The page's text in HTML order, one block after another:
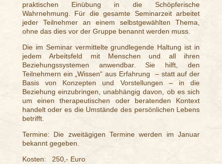
praktischen Einübung in die Schöpferische
Wahrnehmung. Für die gesamte Seminarzeit arbeitet
jeder Teilnehmer an einem selbstgewählten Thema,
ohne das dies vor der Gruppe benannt werden muss.
Die im Seminar vermittelte grundlegende Haltung ist in
jedem Arbeitsfeld mit Menschen und all ihren
Beziehungssystemen anwendbar. Sie hilft, den
Teilnehmern ein „Wissen“ aus Erfahrung
– statt auf der
Basis von Konzepten und Vorstellungen – in die
Beziehung einzubringen, unabhängig davon, ob es sich
um einen therapeutischen oder beratenden Kontext
handelt oder es die Umstände des persönlichen Lebens
betrifft.
Termine: Die zweitägigen Termine werden im Januar
bekannt gegeben.
Kosten:
250,- Euro